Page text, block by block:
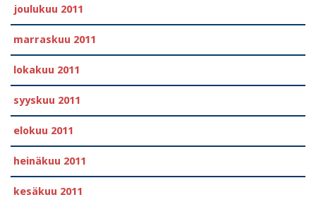
joulukuu 2011
marraskuu 2011
lokakuu 2011
syyskuu 2011
elokuu 2011
heinäkuu 2011
kesäkuu 2011